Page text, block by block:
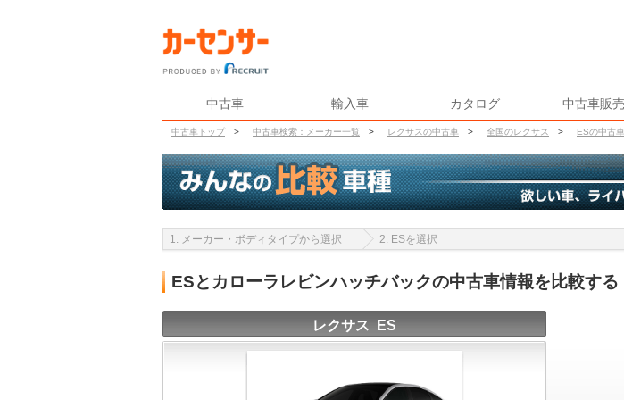
中古車 輸入車 カタログ 中古車販
中古車トップ > 中古車検索：メーカー一覧 > レクサスの中古車 > 全国のレクサス > ESの中古車
1. メーカー・ボディタイプから選択 2. ESを選択
ESとカローラレビンハッチバックの中古車情報を比較する
レクサス ES